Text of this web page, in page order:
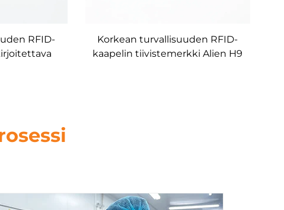
RFID-
Korkean turvallisuuden RFID-
kaapelin tiivistemerkki Alien H9